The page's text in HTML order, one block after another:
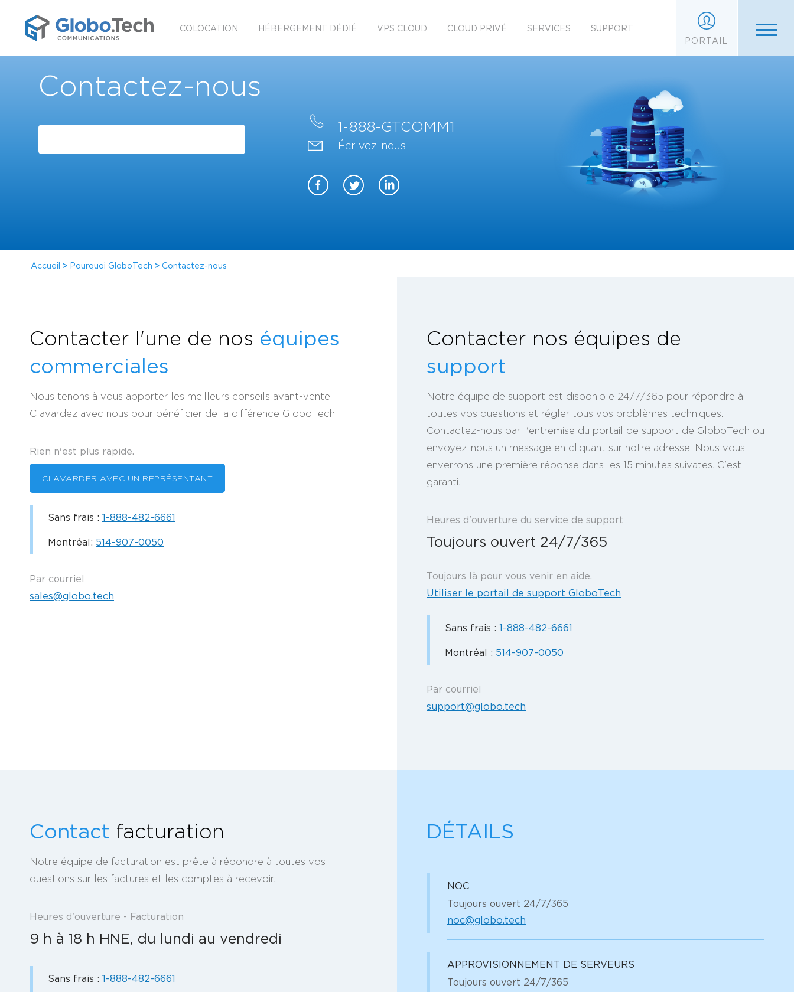
COLOCATION HÉBERGEMENT DÉDIÉ VPS CLOUD CLOUD PRIVÉ SERVICES
SUPPORT
PORTAIL
Contactez-nous
1-888-GTCOMM1
Écrivez-nous
Accueil > Pourquoi GloboTech > Contactez-nous
Contacter l'une de nos équipes
commerciales
Nous tenons à vous apporter les meilleurs conseils avant-vente.
Clavardez avec nous pour bénéficier de la différence GloboTech.
Rien n'est plus rapide.
CLAVARDER AVEC UN REPRÉSENTANT
Sans frais : 1-888-482-6661
Montréal: 514-907-0050
Par courriel
sales@globo.tech
Contacter nos équipes de
support
Notre équipe de support est disponible 24/7/365 pour répondre à
toutes vos questions et régler tous vos problèmes techniques.
Contactez-nous par l'entremise du portail de support de GloboTech ou
envoyez-nous un message en cliquant sur notre adresse. Nous vous
enverrons une première réponse dans les 15 minutes suivates. C'est
garanti.
Heures d'ouverture du service de support
Toujours ouvert 24/7/365
Toujours là pour vous venir en aide.
Utiliser le portail de support GloboTech
Sans frais : 1-888-482-6661
Montréal : 514-907-0050
Par courriel
support@globo.tech
Contact facturation
Notre équipe de facturation est prête à répondre à toutes vos
questions sur les factures et les comptes à recevoir.
Heures d'ouverture - Facturation
9 h à 18 h HNE, du lundi au vendredi
Sans frais : 1-888-482-6661
DÉTAILS
NOC
Toujours ouvert 24/7/365
noc@globo.tech
APPROVISIONNEMENT DE SERVEURS
Toujours ouvert 24/7/365